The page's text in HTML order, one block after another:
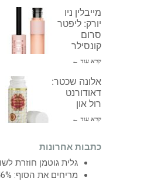
מייבלין ניו
יורק: ליפטר
סרום
קונסילר
קרא עוד ←
אלונה שכטר:
דאודורנט
רול און
קרא עוד ←
כתבות אחרונות
גלית גוטמן חוזרת